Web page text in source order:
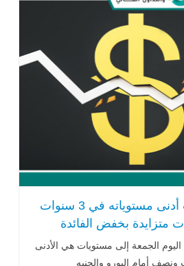
الدولار يتراجع قرب أدنى مستوياته في 3 سنوات
بخفض الفائدة
اليوم الجمعة إلى مستويات هي الأدنى
أمام اليورو والجنيه